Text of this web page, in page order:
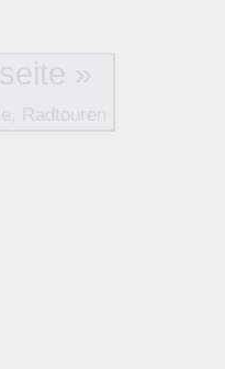
Zurück zur Startseite »
Radtouren